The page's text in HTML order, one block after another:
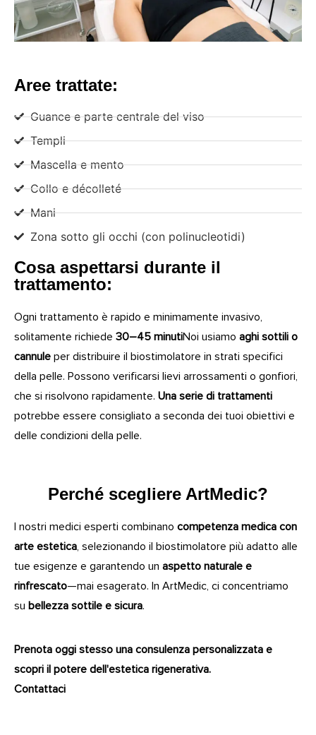
Aree trattate:
Guance e parte centrale del viso
Templi
Mascella e mento
Collo e décolleté
Mani
Zona sotto gli occhi (con polinucleotidi)
Cosa aspettarsi durante il
trattamento:
Ogni trattamento è rapido e minimamente invasivo,
solitamente richiede 30–45 minutiNoi usiamo aghi sottili o
cannule per distribuire il biostimolatore in strati specifici
della pelle. Possono verificarsi lievi arrossamenti o gonfiori,
che si risolvono rapidamente. Una serie di trattamenti
potrebbe essere consigliato a seconda dei tuoi obiettivi e
delle condizioni della pelle.
Perché scegliere ArtMedic?
I nostri medici esperti combinano competenza medica con
arte estetica, selezionando il biostimolatore più adatto alle
tue esigenze e garantendo un aspetto naturale e
rinfrescato—mai esagerato. In ArtMedic, ci concentriamo
su bellezza sottile e sicura.
Prenota oggi stesso una consulenza personalizzata e
scopri il potere dell'estetica rigenerativa.
Contattaci